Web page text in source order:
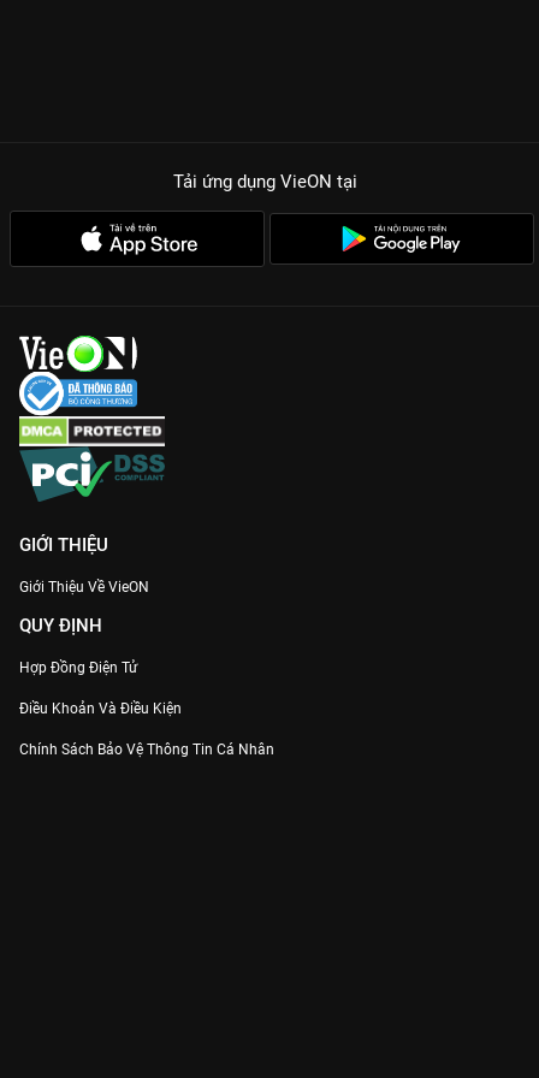
Tải ứng dụng VieON tại
GIỚI THIỆU
Giới Thiệu Về VieON
QUY ĐỊNH
Hợp Đồng Điện Tử
Điều Khoản Và Điều Kiện
Chính Sách Bảo Vệ Thông Tin Cá Nhân